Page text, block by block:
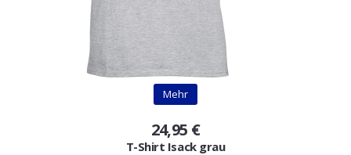
Mehr
24,95 €
T-Shirt Isack grau